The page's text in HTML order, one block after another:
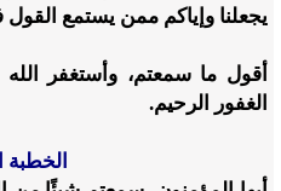
يجعلنا وإياكم ممن يستمع القول
أقول ما سمعتم، وأستغفر
الغفور الرحيم.
الخطبة